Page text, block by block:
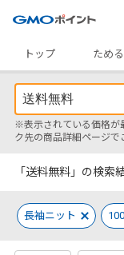
トップ
ため
※表示されている価格が
ク先の商品詳細ページで
「送料無料」の検索
長袖ニット